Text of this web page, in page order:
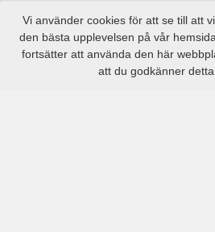
Vi använder cookies för att se till att
den bästa upplevelsen på vår
fortsätter att använda den här
att du godkänner detta.